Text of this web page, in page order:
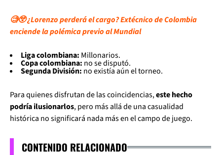
🧐😲 ¿Lorenzo perderá el cargo? Extécnico de Colombia
enciende la polémica previo al Mundial
Liga colombiana: Millonarios.
Copa colombiana: no se disputó.
Segunda División: no existía aún el torneo.
Para quienes disfrutan de las coincidencias,este hecho
podría ilusionarlos, pero más allá de una casualidad
histórica no significará nada más en el campo de juego.
CONTENIDO RELACIONADO